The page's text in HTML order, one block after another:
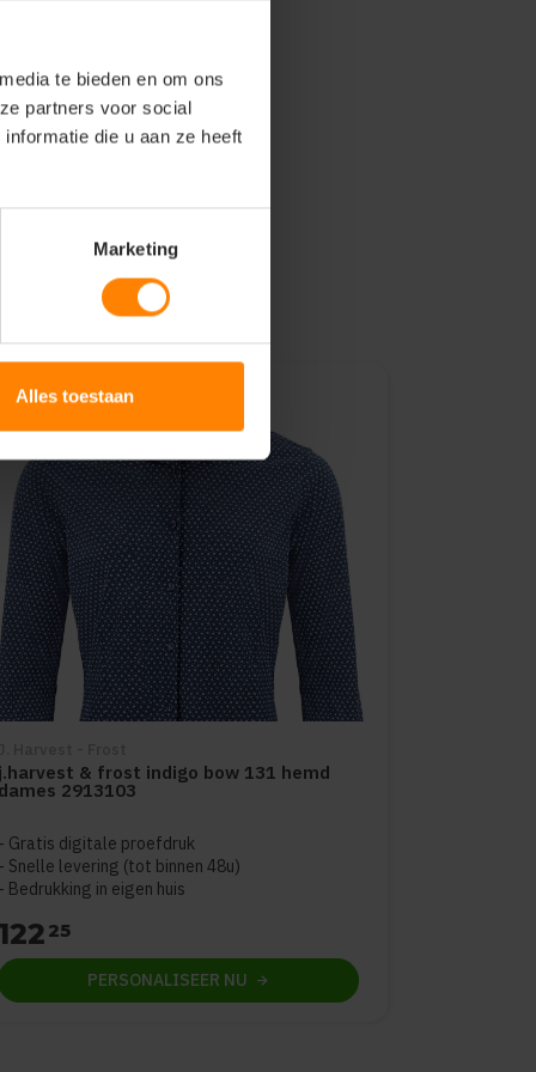
te bieden en om ons
partners voor social
die u aan ze heeft
Marketing
Alles toestaan
& frost indigo bow 131 hemd
2913103
Gratis digitale proefdruk
Snelle levering (tot binnen 48u)
Bedrukking in eigen huis
25
PERSONALISEER NU